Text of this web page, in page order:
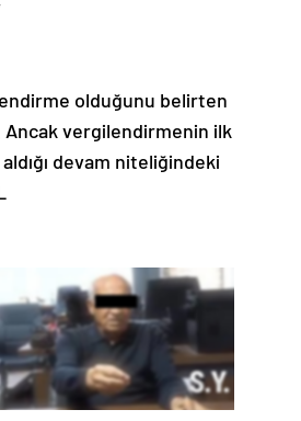
olduğunu belirten
Ancak vergilendirmenin ilk
devam niteliğindeki